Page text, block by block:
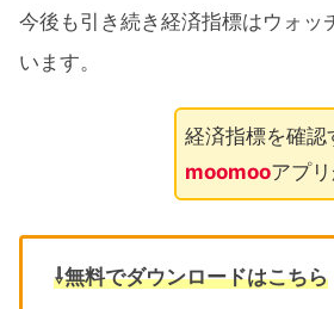
今後も引き続き経済指標はウォッ
います。
経済指標を確認
moomooアプ
⇩無料でダウンロードはこちら